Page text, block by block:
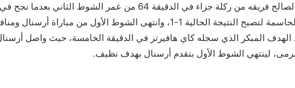
وفي سياق متصل سجل عثمان ديمبيلي هدفًا لصالح فريقه من ركلة
في اللقاء ويشعل أجواء المباراة في الدقائق الحاسمة لتصبح النتيجة الحالية
الهدف المبكر الذي سجله كاي هافيرتز في الدقيقة الخامسة، حيث واصل
لينتهي الشوط الأول بتقدم أرسنال بهدف نظيف.